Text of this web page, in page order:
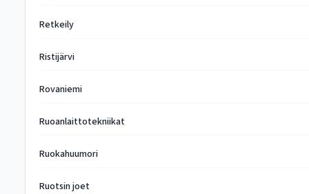
Retkeily
Ristijärvi
Rovaniemi
Ruoanlaittotekniikat
Ruokahuumori
Ruotsin joet